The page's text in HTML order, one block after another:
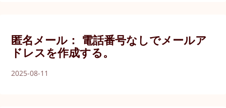
匿名メール： 電話番号なしでメールア
ドレスを作成する。
2025-08-11